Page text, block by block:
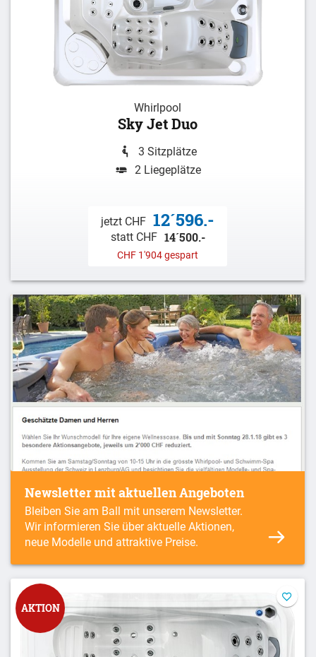
Whirlpool
Sky Jet Duo
3 Sitzplätze
2 Liegeplätze
jetzt CHF 12´596.-
statt CHF 14´500.-
CHF 1'904 gespart
Newsletter mit aktuellen Angeboten
Bleiben Sie am Ball mit unserem Newsletter.
Wir informieren Sie über aktuelle Aktionen,
neue Modelle und attraktive Preise.
AKTION